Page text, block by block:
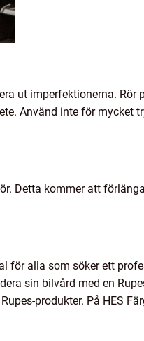
ut imperfektionerna. Rör
Använd inte för mycket
Detta kommer att
för alla som söker ett
sin bilvård med en
produkter. På HES